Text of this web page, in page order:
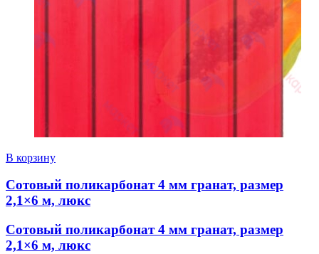
В корзину
Сотовый поликарбонат 4 мм гранат, размер
2,1×6 м, люкс
Сотовый поликарбонат 4 мм гранат, размер
2,1×6 м, люкс